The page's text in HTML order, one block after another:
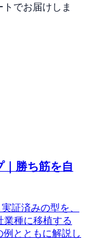
でお届けしま
｜勝ち筋を自
証済みの型を、
業種に移植する
とともに解説し